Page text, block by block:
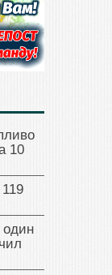
10
один